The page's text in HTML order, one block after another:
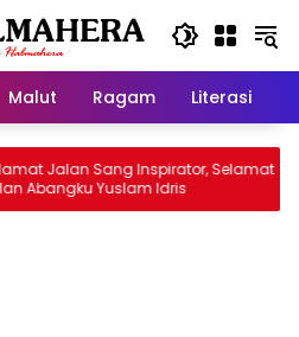
Malut Ragam Literasi
Sang Inspirator, Selamat
Yuslam Idris